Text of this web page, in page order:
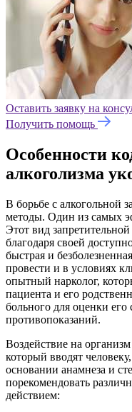
Оставить заявку на
Получить помощь
Особенности
алкоголизма
В борьбе с алкогольной
методы. Один из самых
Этот вид
благодаря своей
быстрая и
провести и в условиях
опытный нарколог,
пациента и его
больного для оценки
противопоказаний.
Воздействие на организм
который вводят
основании анамнеза и
порекомендовать
действием: